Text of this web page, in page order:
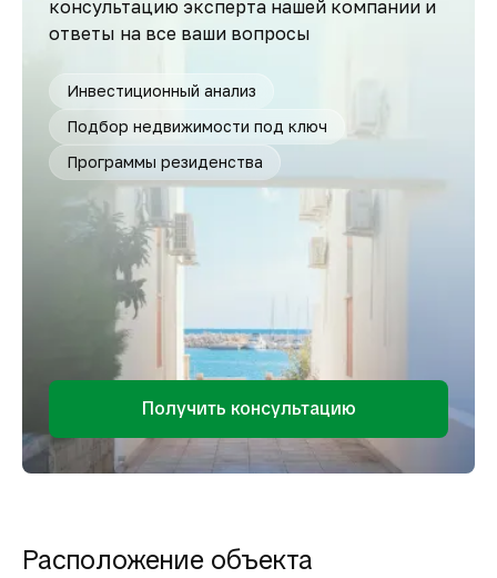
консультацию эксперта нашей компании и
ответы на все ваши вопросы
Инвестиционный анализ
Подбор недвижимости под ключ
Программы резиденства
Получить консультацию
Расположение объекта